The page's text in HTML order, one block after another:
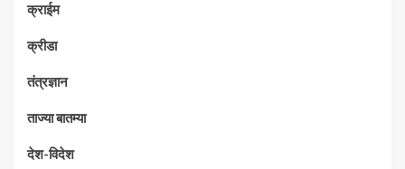
क्राईम
क्रीडा
तंत्रज्ञान
ताज्या बातम्या
देश-विदेश